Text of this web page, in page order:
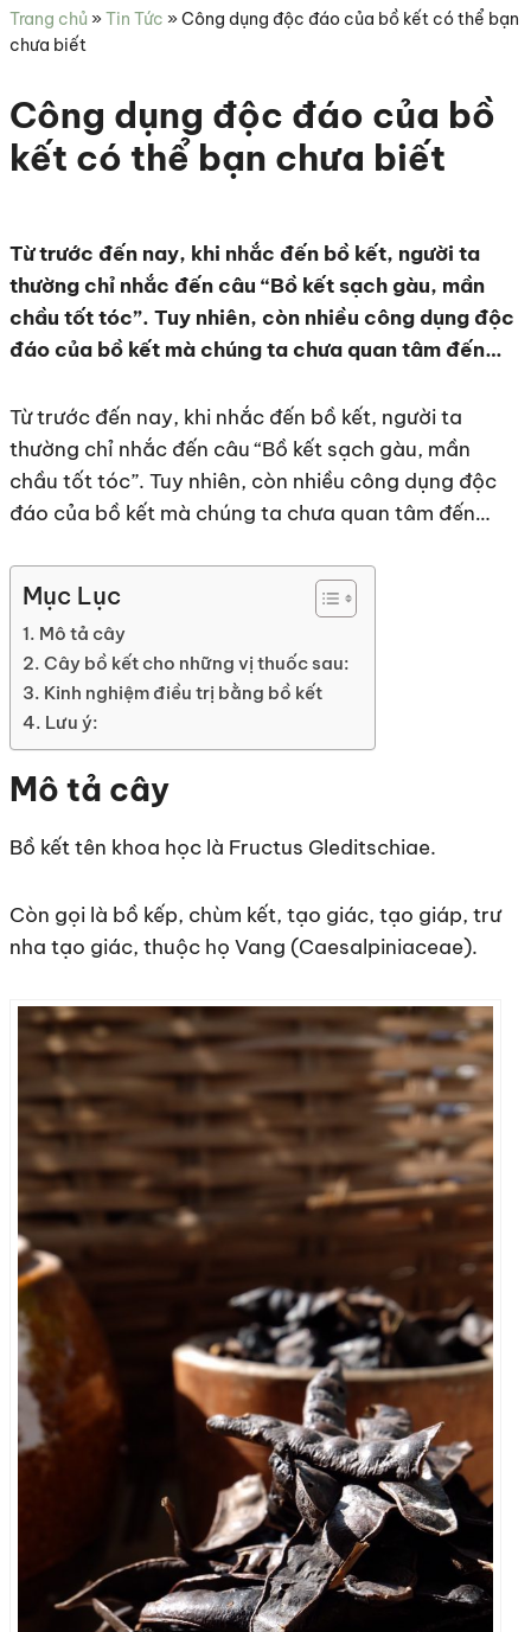
sức
khỏe
Trang chủ »Tin Tức »Công dụng độc đáo của bồ kết có thể bạn
chưa biết
Công dụng độc đáo của bồ
kết có thể bạn chưa biết
Từ trước đến nay, khi nhắc đến bồ kết, người ta
thường chỉ nhắc đến câu “Bồ kết sạch gàu, mần
chầu tốt tóc”. Tuy nhiên, còn nhiều công dụng độc
đáo của bồ kết mà chúng ta chưa quan tâm đến…
Từ trước đến nay, khi nhắc đến bồ kết, người ta
thường chỉ nhắc đến câu “Bồ kết sạch gàu, mần
chầu tốt tóc”. Tuy nhiên, còn nhiều công dụng độc
đáo của bồ kết mà chúng ta chưa quan tâm đến…
Mục Lục
Mô tả cây
Cây bồ kết cho những vị thuốc sau:
Kinh nghiệm điều trị bằng bồ kết
Lưu ý:
Mô tả cây
Bồ kết tên khoa học là Fructus Gleditschiae.
Còn gọi là bồ kếp, chùm kết, tạo giác, tạo giáp, trư
nha tạo giác, thuộc họ Vang (Caesalpiniaceae).